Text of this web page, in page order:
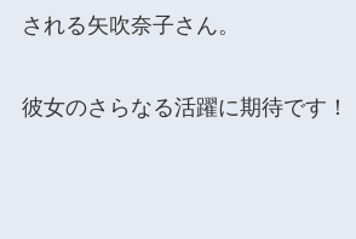
される矢吹奈子さん。
彼女のさらなる活躍に期待です！